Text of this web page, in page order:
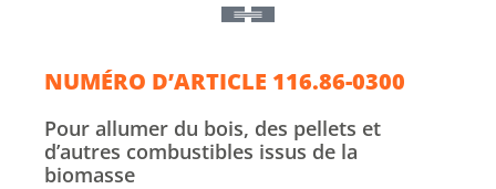
NUMÉRO D’ARTICLE 116.86-0300
Pour allumer du bois, des pellets et
d’autres combustibles issus de la
biomasse